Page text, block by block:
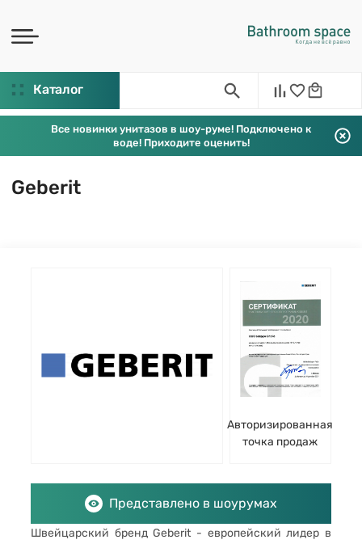
Каталог
Все новинки унитазов в шоу-руме! Подключено к
воде! Приходите оценить!
Geberit
Авторизированная
точка продаж
Представлено в шоурумах
Швейцарский бренд Geberit - европейский лидер в